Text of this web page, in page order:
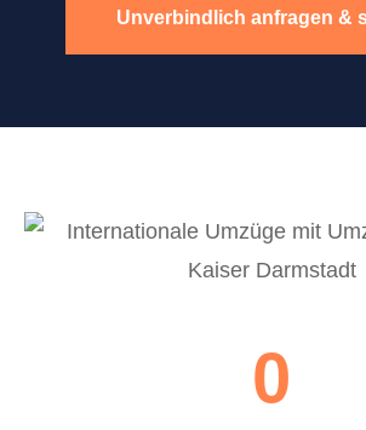
Unverbindlich anfragen &
0